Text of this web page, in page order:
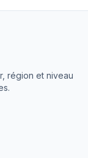
région et niveau